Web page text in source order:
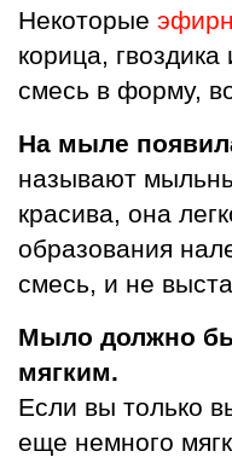
Некоторые
корица,
смесь в форму,
На мыле
называют
красива, она
образования
смесь, и не
Мыло должно
мягким.
Если вы только
еще немного